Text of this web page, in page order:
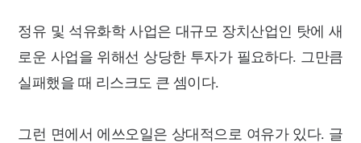
정유 및 석유화학 사업은 대규모 장치산업인 탓에 새
로운 사업을 위해선 상당한 투자가 필요하다. 그만큼
실패했을 때 리스크도 큰 셈이다.
그런 면에서 에쓰오일은 상대적으로 여유가 있다. 글